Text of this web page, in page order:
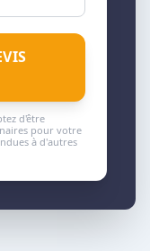
d'être
pour votre
à d'autres